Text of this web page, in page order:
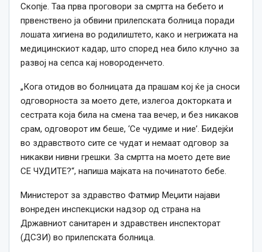
Скопје. Таа прва проговори за смртта на бебето и
првенствено ја обвини прилепската болница поради
лошата хигиена во родилиштето, како и негрижата на
медицинскиот кадар, што според неа било клучно за
развој на сепса кај новороденчето.
„Кога отидов во болницата да прашам кој ќе ја сноси
одговорноста за моето дете, излегоа докторката и
сестрата која била на смена таа вечер, и без никаков
срам, одговорот им беше, ‘Се чудиме и ние’. Бидејќи
во здравството сите се чудат и немаат одговор за
никакви нивни грешки. За смртта на моето дете вие
СЕ ЧУДИТЕ?“, напиша мајката на починатото бебе.
Министерот за здравство Фатмир Меџити најави
вонреден инспекциски надзор од страна на
Државниот санитарен и здравствен инспекторат
(ДСЗИ) во прилепската болница.